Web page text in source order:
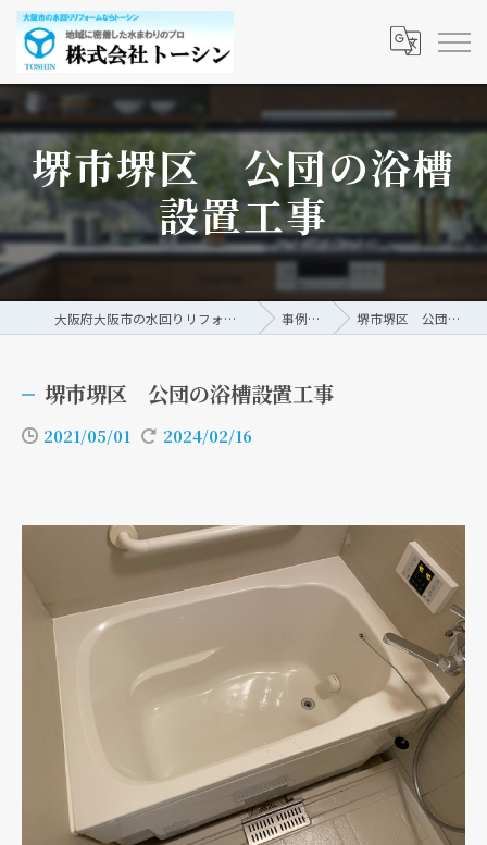
堺市堺区 公団の浴槽
設置工事
大阪府大阪市の水回りリフォームなら株式会社トーシン 事例/ブログ 堺市堺区 公団の浴槽設置工事
堺市堺区 公団の浴槽設置工事
2021/05/01 2024/02/16